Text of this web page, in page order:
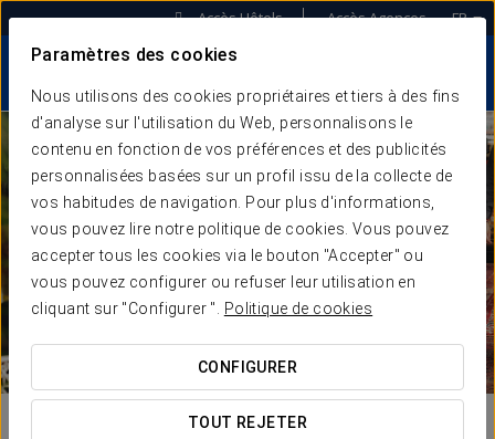
Paramètres des cookies
Nous utilisons des cookies propriétaires et tiers à des fins
d'analyse sur l'utilisation du Web, personnalisons le
contenu en fonction de vos préférences et des publicités
personnalisées basées sur un profil issu de la collecte de
vos habitudes de navigation. Pour plus d'informations,
vous pouvez lire notre politique de cookies. Vous pouvez
accepter tous les cookies via le bouton "Accepter" ou
vous pouvez configurer ou refuser leur utilisation en
cliquant sur "Configurer ".
Politique de cookies
CONFIGURER
TOUT REJETER
Accès Hôtels Accès Agences FR